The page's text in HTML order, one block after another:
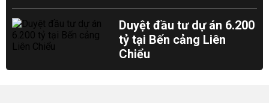
Duyệt đầu tư dự án 6.200
tỷ tại Bến cảng Liên
Chiểu